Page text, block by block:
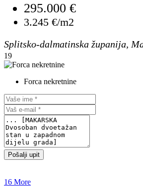
295.000 €
3.245 €/m2
Splitsko-dalmatinska županija,
19
Forca nekretnine
Pošalji upit
16 More